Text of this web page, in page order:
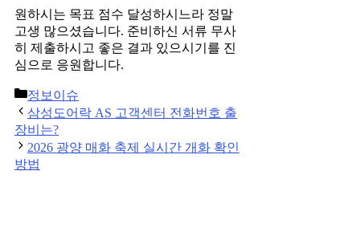
원하시는 목표 점수 달성하시느라 정말
고생 많으셨습니다. 준비하신 서류 무사
히 제출하시고 좋은 결과 있으시기를 진
심으로 응원합니다.
Categories
정보이슈
Post
navigation
삼성도어락 AS 고객센터 전화번호 출
장비는?
2026 광양 매화 축제 실시간 개화 확인
방법